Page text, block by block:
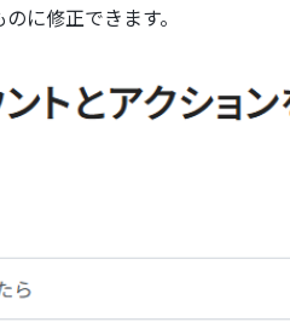
に修正できます。